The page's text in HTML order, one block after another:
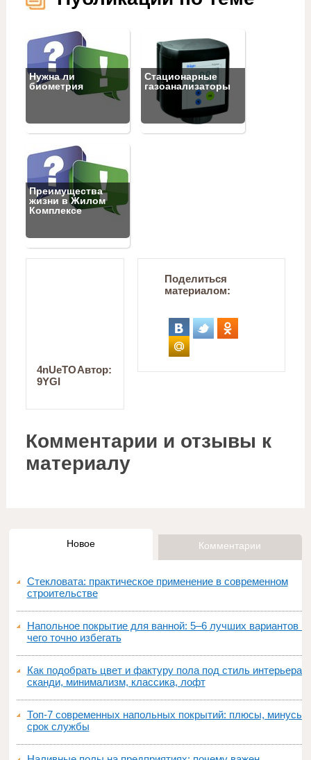
Нужна ли
биометрия
Стационарные
газоанализаторы
Преимущества
жизни в Жилом
Комплексе
Автор:
4nUeTO
9YGI
Поделиться
материалом:
Комментарии и отзывы к
материалу
Новое Комментарии
Стекловата: практическое применение в современном
строительстве
Напольное покрытие для ванной: 5–6 лучших вариантов и
чего точно избегать
Как подобрать цвет и фактуру пола под стиль интерьера:
сканди, минимализм, классика, лофт
Топ‑7 современных напольных покрытий: плюсы, минусы,
срок службы